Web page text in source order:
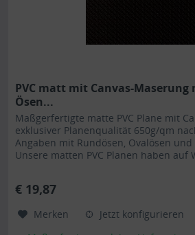
PVC matt mit Canvas-Maserung
Ösen...
Maßgerfertigte matte PVC Plane mit
exklusiver Planenqualität 650g/qm
Angaben mit Rundösen, Ovalösen
Unsere matten PVC Planen haben auf
€ 19,87
Merken
Jetzt konfigurieren